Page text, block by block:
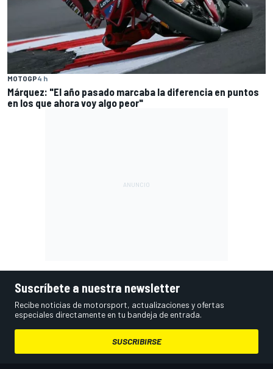
MOTOGP4 h
Márquez: "El año pasado marcaba la diferencia en puntos
en los que ahora voy algo peor"
Suscríbete a nuestra newsletter
Recibe noticias de motorsport, actualizaciones y ofertas
especiales directamente en tu bandeja de entrada.
SUSCRIBIRSE